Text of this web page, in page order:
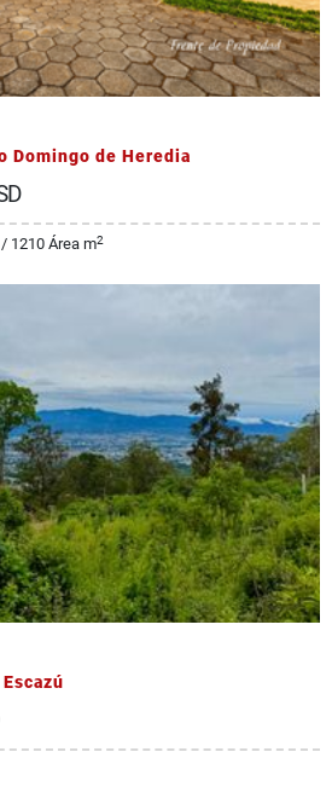
Domingo de Heredia
1210 Área m2